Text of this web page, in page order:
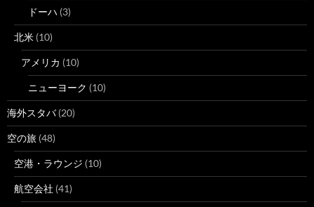
ドーハ (3)
北米 (10)
アメリカ (10)
ニューヨーク (10)
海外スタバ(20)
空の旅 (48)
空港・ラウンジ (10)
航空会社 (41)